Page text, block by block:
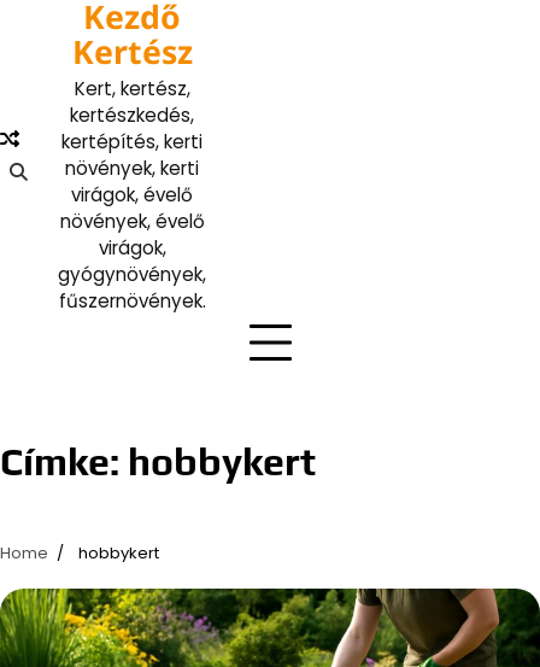
content
Kezdő
Kertész
Kert, kertész,
kertészkedés,
kertépítés, kerti
növények, kerti
virágok, évelő
növények, évelő
virágok,
gyógynövények,
fűszernövények.
Címke: hobbykert
Home hobbykert